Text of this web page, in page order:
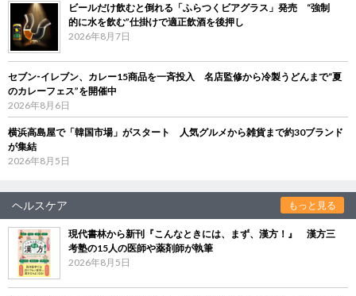
ビールだけ飲むと倒れる「ふらつくビアグラス」発売 “強制
的に水を飲む”仕掛けで適正飲酒を後押し
2026年8月7日
セブン‐イレブン、カレー15商品を一斉投入 名店監修から冷製うどんまで“夏
のカレーフェス”を開催中
2026年8月6日
横浜高島屋で「韓国市場」がスタート 人気グルメから雑貨まで約30ブランド
が集結
2026年8月5日
ヘルスケア もっと見る
現代書林から新刊『こんなときには、まず、漢方！』 漢方三
考塾の15人の医師や薬剤師が執筆
2026年8月5日